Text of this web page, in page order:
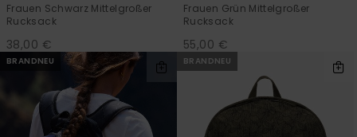
Frauen Schwarz Mittelgroßer
Rucksack
38,00 €
Frauen Grün Mittelgroßer
Rucksack
55,00 €
BRANDNEU BRANDNEU